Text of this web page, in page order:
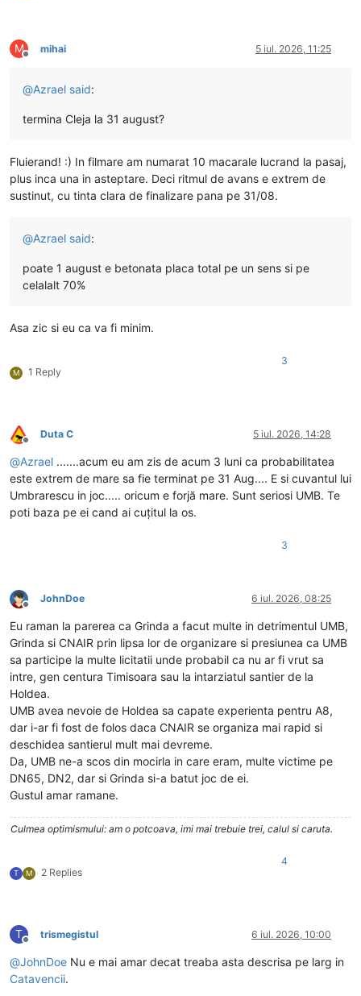
M
Deconectat
mihai 5 iul. 2026, 11:25
@Azrael said:
termina Cleja la 31 august?
Fluierand! :) In filmare am numarat 10 macarale lucrand la pasaj,
plus inca una in asteptare. Deci ritmul de avans e extrem de
sustinut, cu tinta clara de finalizare pana pe 31/08.
@Azrael said:
poate 1 august e betonata placa total pe un sens si pe
celalalt 70%
Asa zic si eu ca va fi minim.
M 1 Reply
3
Deconectat
Duta C 5 iul. 2026, 14:28
@Azrael .......acum eu am zis de acum 3 luni ca probabilitatea
este extrem de mare sa fie terminat pe 31 Aug.... E si cuvantul lui
Umbrarescu in joc..... oricum e forjă mare. Sunt seriosi UMB. Te
poti baza pe ei cand ai cuțitul la os.
3
Deconectat
JohnDoe 6 iul. 2026, 08:25
Eu raman la parerea ca Grinda a facut multe in detrimentul UMB,
Grinda si CNAIR prin lipsa lor de organizare si presiunea ca UMB
sa participe la multe licitatii unde probabil ca nu ar fi vrut sa
intre, gen centura Timisoara sau la intarziatul santier de la
Holdea.
UMB avea nevoie de Holdea sa capate experienta pentru A8,
dar i-ar fi fost de folos daca CNAIR se organiza mai rapid si
deschidea santierul mult mai devreme.
Da, UMB ne-a scos din mocirla in care eram, multe victime pe
DN65, DN2, dar si Grinda si-a batut joc de ei.
Gustul amar ramane.
Culmea optimismului: am o potcoava, imi mai trebuie trei, calul si caruta.
T M 2 Replies
4
T
Deconectat
trismegistul 6 iul. 2026, 10:00
@JohnDoe Nu e mai amar decat treaba asta descrisa pe larg in
Catavencii.